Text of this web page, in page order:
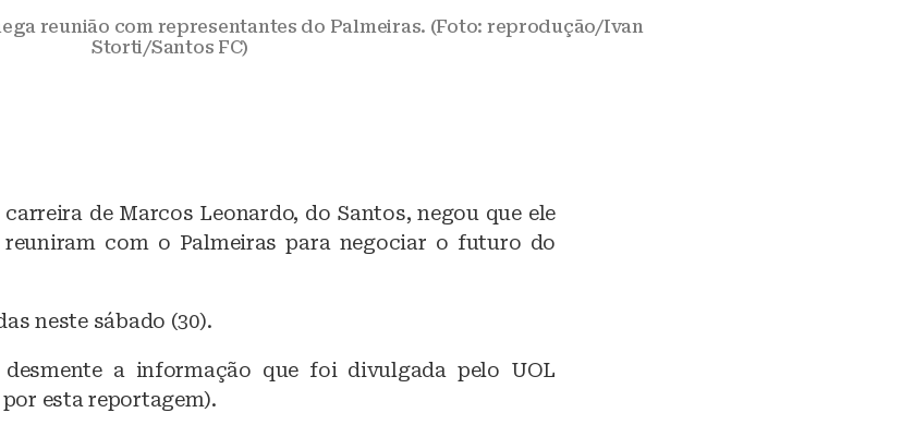
reunião com representantes do Palmeiras. (Foto: reprodução/Ivan
Storti/Santos FC)
carreira de Marcos Leonardo, do Santos, negou que ele
reuniram com o Palmeiras para negociar o futuro do
neste sábado (30).
a informação que foi divulgada pelo UOL
esta reportagem).